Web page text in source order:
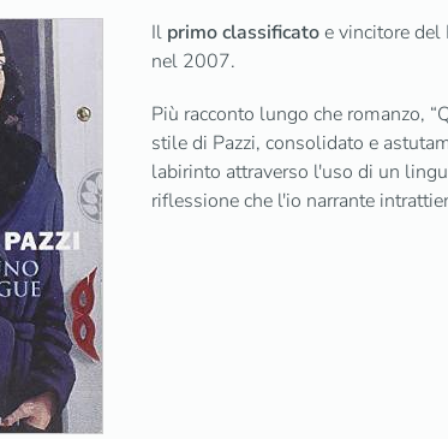
Il primo classificatoe vincitore del
nel 2007.
Più racconto lungo che romanzo,
stile di Pazzi, consolidato e
labirinto attraverso l'uso di un
riflessione che l'io narrante